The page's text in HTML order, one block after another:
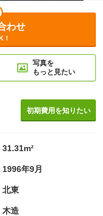
わせ
！
写真を
もっと見たい
初期費用を知りたい
31.31m²
1996年9月
北東
木造